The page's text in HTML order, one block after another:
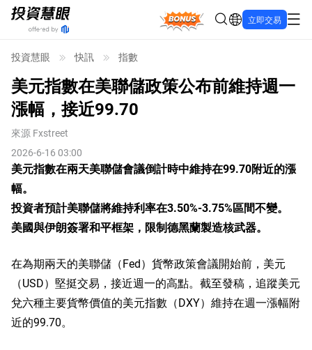
Bonus 立即交易
投資慧眼 快訊 指數
美元指數在美聯儲政策公布前維持週一
漲幅，接近99.70
來源 Fxstreet
2026-6-16 03:00
美元指數在兩天美聯儲會議倒計時中維持在99.70附近的漲
幅。
投資者預計美聯儲將維持利率在3.50%-3.75%區間不變。
美國與伊朗簽署和平框架，限制德黑蘭製造核武器。
在為期兩天的美聯儲（Fed）貨幣政策會議開始前，美元
（USD）堅挺交易，接近週一的高點。截至發稿，追蹤美元
兌六種主要貨幣價值的美元指數（DXY）維持在週一漲幅附
近的99.70。